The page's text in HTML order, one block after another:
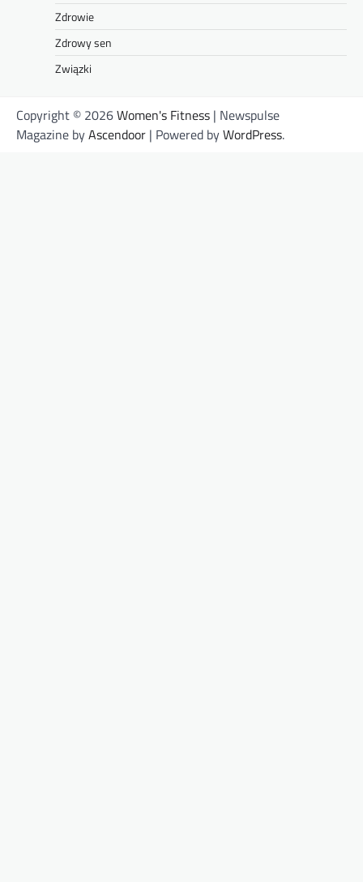
Zdrowie
Zdrowy sen
Związki
Copyright © 2026Women's Fitness | Newspulse
Magazine byAscendoor | Powered byWordPress.